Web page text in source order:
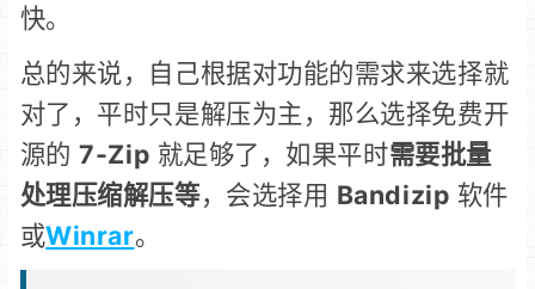
快。
总的来说，自己根据对功能的需求来选择就
对了 ，平时只是解压为主，那么选择免费开
源的7-Zip 就足够了，如果平时需要批量
处理压缩解压等，会选择用 Bandizip 软件
或Winrar。